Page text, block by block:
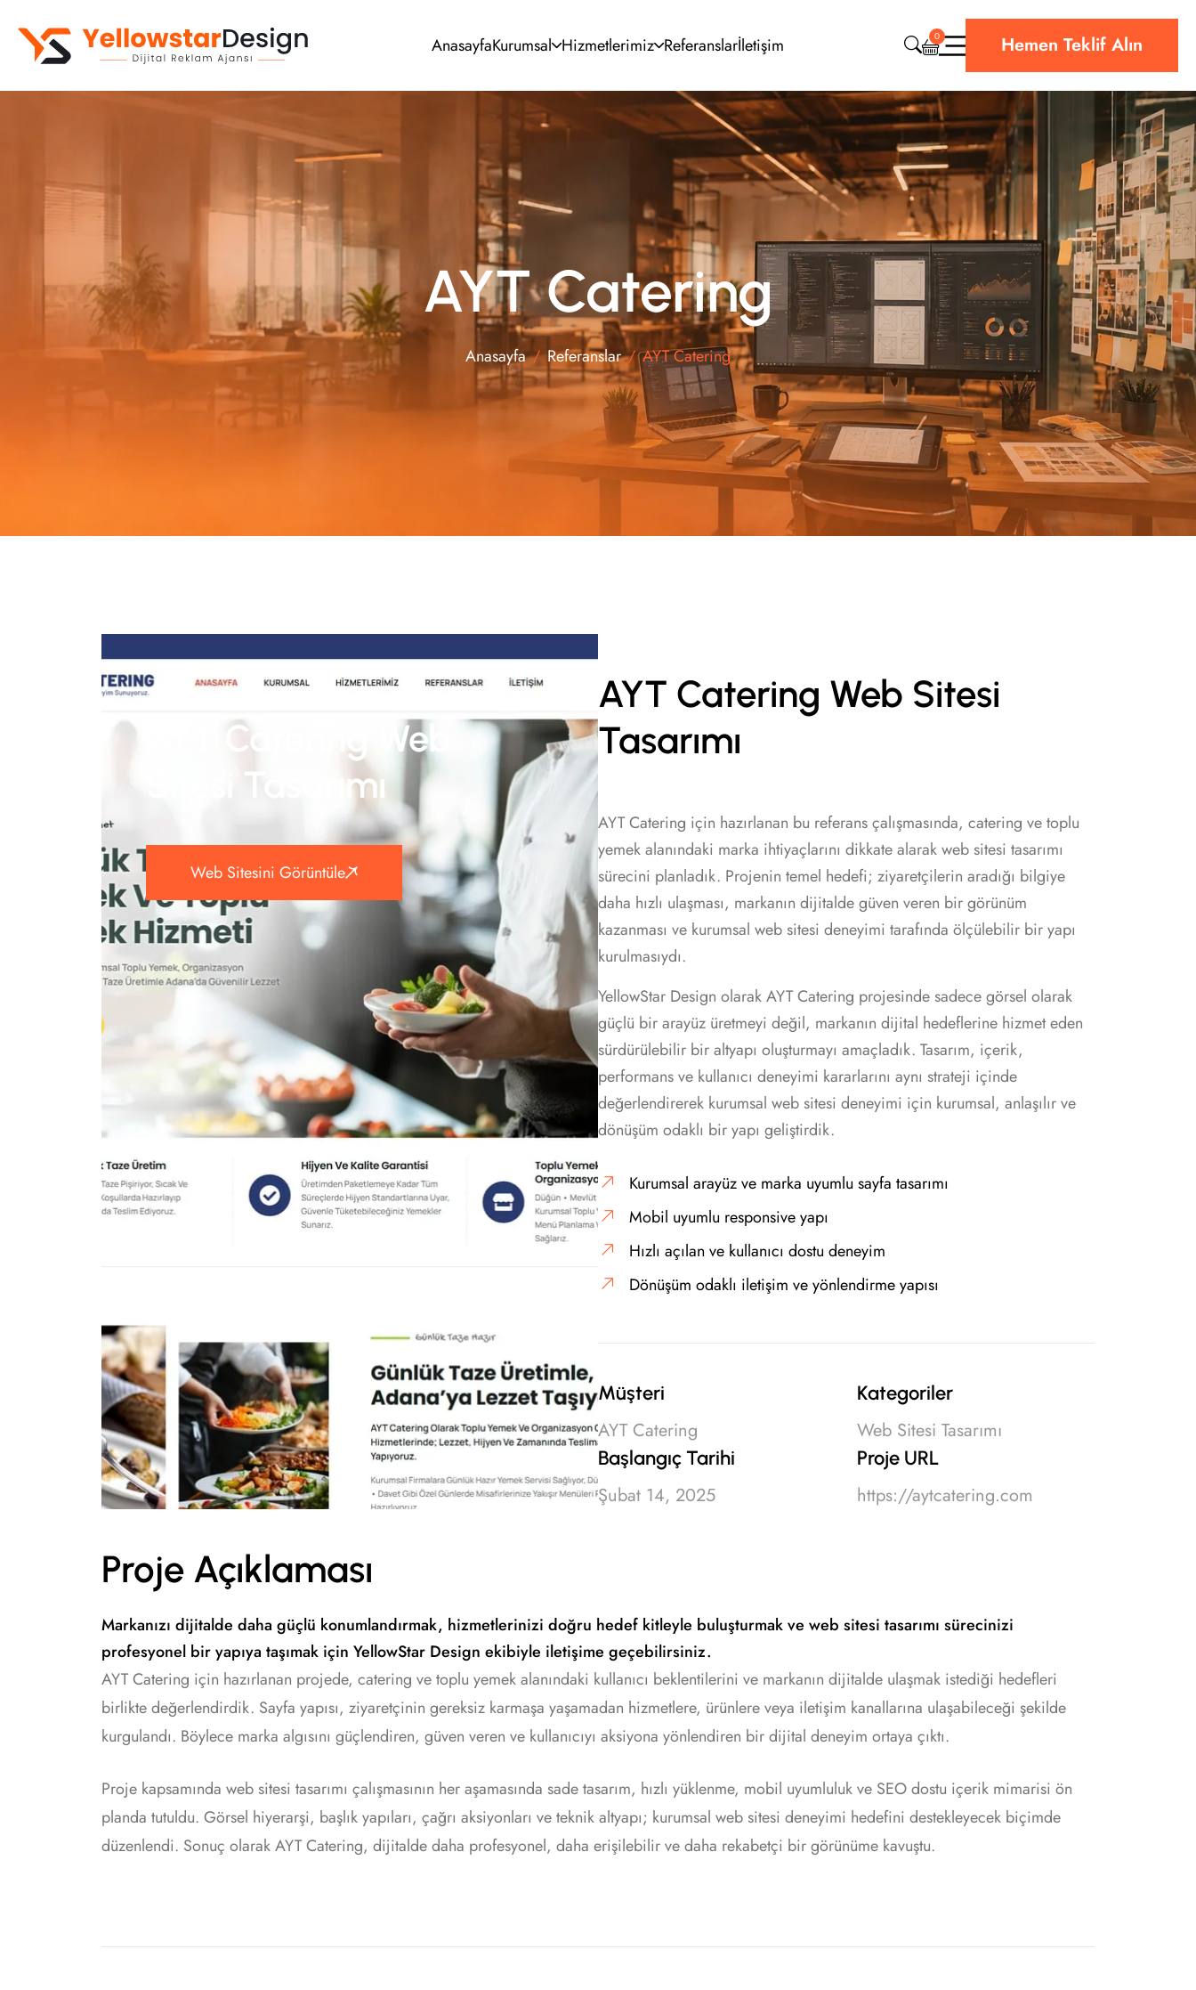
AnasayfaKurumsal Hizmetlerimiz
E-Ticaret Sitesi
Mobil Uygulama
Kurumsal Kimlik
Grafik Tasarım
Video Prodüksiyon
SEO Optimizasyonu
Google & Meta Ads
Sosyal Medya
E-posta Pazarlama
CRM & ERP Yazılım
Web Sitesi Teknik Destek
Bulut & Hosting
Siber Güvenlik
Referanslarİletişim 0 Hemen Teklif Alın
AYT Catering
Anasayfa Referanslar AYT Catering
AYT Catering Web
Sitesi Tasarımı
Web Sitesini Görüntüle
AYT Catering Web Sitesi
Tasarımı
AYT Catering için hazırlanan bu referans çalışmasında, catering ve toplu
yemek alanındaki marka ihtiyaçlarını dikkate alarak web sitesi tasarımı
sürecini planladık. Projenin temel hedefi; ziyaretçilerin aradığı bilgiye
daha hızlı ulaşması, markanın dijitalde güven veren bir görünüm
kazanması ve kurumsal web sitesi deneyimi tarafında ölçülebilir bir yapı
kurulmasıydı.
YellowStar Design olarak AYT Catering projesinde sadece görsel olarak
güçlü bir arayüz üretmeyi değil, markanın dijital hedeflerine hizmet eden
sürdürülebilir bir altyapı oluşturmayı amaçladık. Tasarım, içerik,
performans ve kullanıcı deneyimi kararlarını aynı strateji içinde
değerlendirerek kurumsal web sitesi deneyimi için kurumsal, anlaşılır ve
dönüşüm odaklı bir yapı geliştirdik.
Kurumsal arayüz ve marka uyumlu sayfa tasarımı
Mobil uyumlu responsive yapı
Hızlı açılan ve kullanıcı dostu deneyim
Dönüşüm odaklı iletişim ve yönlendirme yapısı
Müşteri
AYT Catering
Kategoriler
Web Sitesi Tasarımı
Başlangıç Tarihi
Şubat 14, 2025
Proje URL
https://aytcatering.com
Proje Açıklaması
Markanızı dijitalde daha güçlü konumlandırmak, hizmetlerinizi doğru hedef kitleyle buluşturmak ve web sitesi tasarımı sürecinizi
profesyonel bir yapıya taşımak için YellowStar Design ekibiyle iletişime geçebilirsiniz.
AYT Catering için hazırlanan projede, catering ve toplu yemek alanındaki kullanıcı beklentilerini ve markanın dijitalde ulaşmak istediği hedefleri
birlikte değerlendirdik. Sayfa yapısı, ziyaretçinin gereksiz karmaşa yaşamadan hizmetlere, ürünlere veya iletişim kanallarına ulaşabileceği şekilde
kurgulandı. Böylece marka algısını güçlendiren, güven veren ve kullanıcıyı aksiyona yönlendiren bir dijital deneyim ortaya çıktı.
Proje kapsamında web sitesi tasarımı çalışmasının her aşamasında sade tasarım, hızlı yüklenme, mobil uyumluluk ve SEO dostu içerik mimarisi ön
planda tutuldu. Görsel hiyerarşi, başlık yapıları, çağrı aksiyonları ve teknik altyapı; kurumsal web sitesi deneyimi hedefini destekleyecek biçimde
düzenlendi. Sonuç olarak AYT Catering, dijitalde daha profesyonel, daha erişilebilir ve daha rekabetçi bir görünüme kavuştu.